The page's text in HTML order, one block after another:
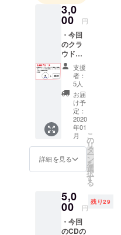
実力派集団
アットホー
ムなグルー
プスタイル
で
親しみ易
"観ると元気
が出る存在"
それが
GRAND
です。
目指すは
3,0
00 円
・今回
のクラ
ウド
ファン
ディン
グで制
作した
楽曲
各メン
バーよ
りお礼
の音声
メッ
セージ
トラッ
ク
仕様
DEMO
版) ・お
礼状
支援
者：
5人
お届
け予
定：
2020
年01
月
詳細を見る
こ
の
リ
タ
ー
ン
を
選
択
す
る
5,0
00 円
残り29
・今回
のCDの